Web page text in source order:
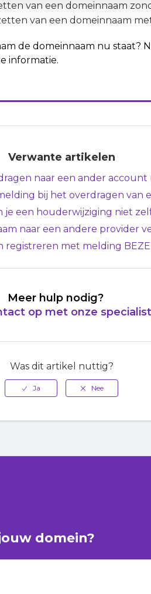
van een domeinnaam
van een domeinnaam
de domeinnaam nu staat?
informatie.
Verwante artikelen
naar een ander
bij het overdragen van
je een houderwijziging niet
naar een andere provider
registreren met melding
Meer hulp nodig?
op met onze
Was dit artikel nuttig?
domein?